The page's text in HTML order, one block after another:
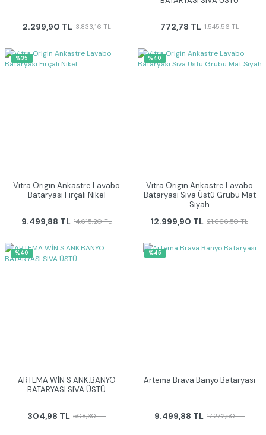
2.299,90 TL 3.833,16 TL 772,78 TL 1.545,56 TL
%35
Vitra Origin Ankastre Lavabo
Bataryası Fırçalı Nikel
9.499,88 TL 14.615,20 TL
%40
Vitra Origin Ankastre Lavabo
Bataryası Sıva Üstü Grubu Mat
Siyah
12.999,90 TL 21.666,50 TL
%40
ARTEMA WİN S ANK.BANYO
BATARYASI SIVA ÜSTÜ
304,98 TL 508,30 TL
%45
Artema Brava Banyo Bataryası
9.499,88 TL 17.272,50 TL